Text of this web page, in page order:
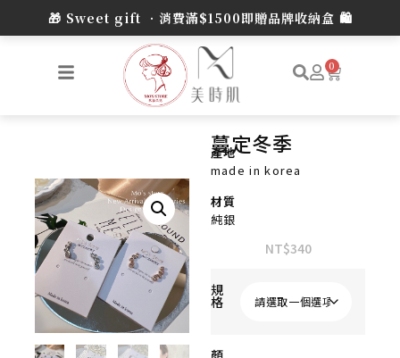
🎁 Sweet gift •消費滿$1500即贈品牌收納盒 🛍️
0
蔓定冬季
產地
made in korea
材質
純銀
NT$340
規
格